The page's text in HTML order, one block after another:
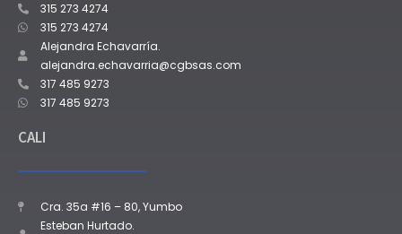
315 273 4274
315 273 4274
Alejandra Echavarría.
alejandra.echavarria@cgbsas.com
317 485 9273
317 485 9273
CALI
Cra. 35a #16 – 80, Yumbo
Esteban Hurtado.